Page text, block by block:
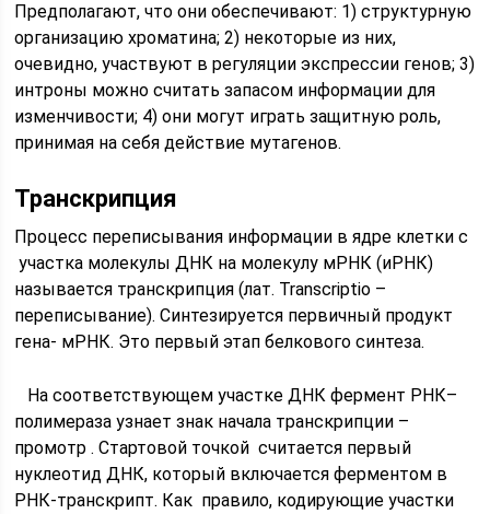
Предполагают, что они обеспечивают: 1) структурную
организацию хроматина; 2) некоторые из них,
очевидно, участвуют в регуляции экспрессии генов; 3)
интроны можно считать запасом информации для
изменчивости; 4) они могут играть защитную роль,
принимая на себя действие мутагенов.
Транскрипция
Процесс переписывания информации в ядре клетки с
участка молекулы ДНК на молекулу мРНК (иРНК)
называется транскрипция (лат. Transcriptio –
переписывание). Синтезируется первичный продукт
гена- мРНК. Это первый этап белкового синтеза.
На соответствующем участке ДНК фермент РНК–
полимераза узнает знак начала транскрипции –
промотр . Стартовой точкой считается первый
нуклеотид ДНК, который включается ферментом в
РНК-транскрипт. Как правило, кодирующие участки